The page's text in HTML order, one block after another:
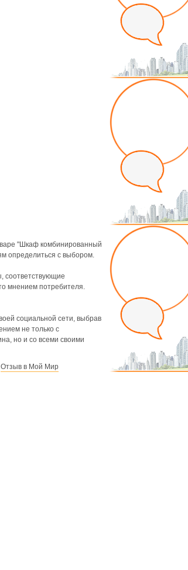
"Шкаф комбинированный
определиться с выбором.
соответствующие
мнением потребителя.
социальной сети, выбрав
не только с
но и со всеми своими
Отзыв в Мой Мир